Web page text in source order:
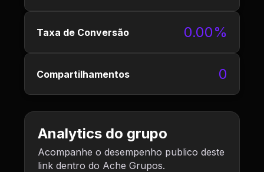
Taxa de Conversão 0.00%
Compartilhamentos 0
Analytics do grupo
Acompanhe o desempenho publico deste
link dentro do Ache Grupos.